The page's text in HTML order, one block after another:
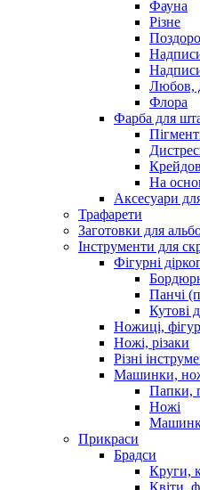
Фауна
Різне
Любов,
Флора
Фарба для
На
Аксесуари
Трафарети
Заготовки для
Інструменти для
Фігурні
Панчі
Кутові
Ножиці,
Ножі, різаки
Різні
Машинки,
Папки,
Ножі
Прикраси
Брадси
Круги,
Квіти,